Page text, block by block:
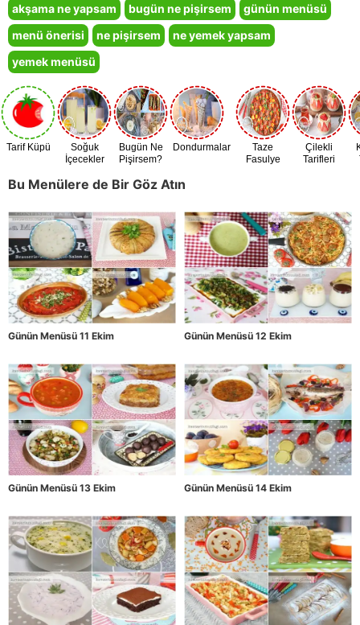
akşama ne yapsam bugün ne pişirsem
günün menüsü
menü önerisi
ne pişirsem
ne yemek yapsam
yemek menüsü
Tarif Küpü
Soğuk
İçecekler
Bugün Ne
Pişirsem?
Dondurmalar
Taze
Fasulye
Çilekli
Tarifleri
Bu Menülere de Bir Göz Atın
Günün Menüsü 11 Ekim Günün Menüsü 12 Ekim
Günün Menüsü 13 Ekim Günün Menüsü 14 Ekim